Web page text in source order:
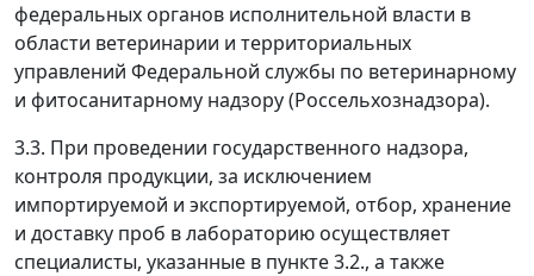
федеральных органов исполнительной власти в
области ветеринарии и территориальных
управлений Федеральной службы по ветеринарному
и фитосанитарному надзору (Россельхознадзора).
3.3. При проведении государственного надзора,
контроля продукции, за исключением
импортируемой и экспортируемой, отбор, хранение
и доставку проб в лабораторию осуществляет
специалисты, указанные в пункте 3.2., а также